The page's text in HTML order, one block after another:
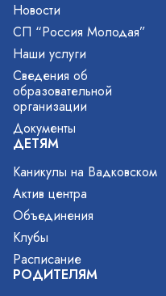
Новости
СП “Россия Молодая”
Наши услуги
Сведения об
образовательной
организации
Документы
ДЕТЯМ
Каникулы на Вадковском
Актив центра
Объединения
Клубы
Расписание
РОДИТЕЛЯМ